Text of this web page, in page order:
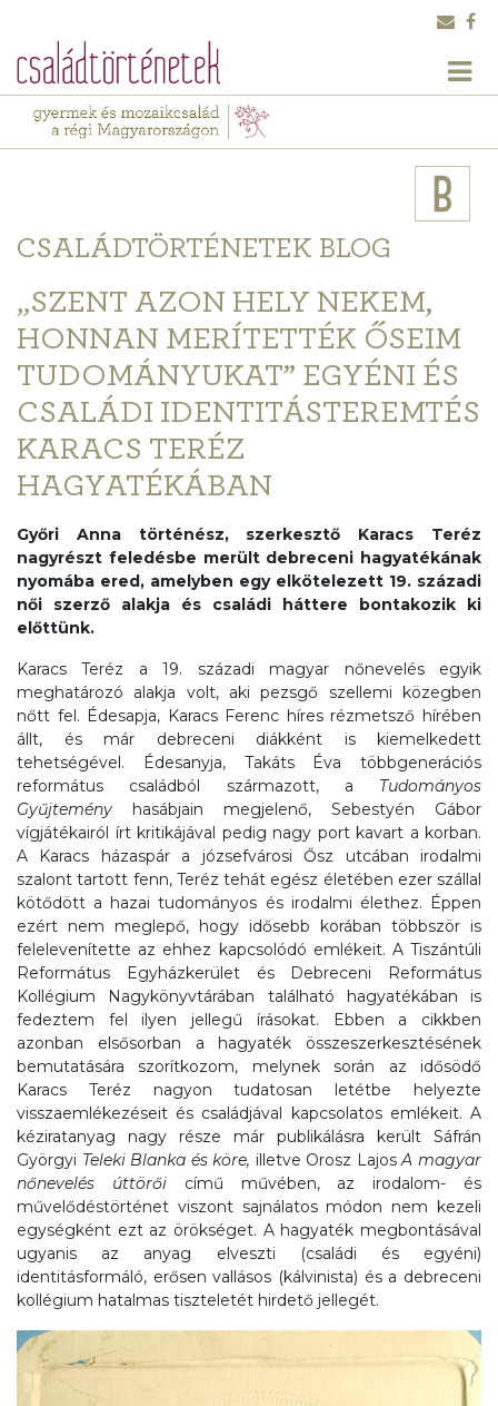
CSALÁDTÖRTÉNETEK BLOG
„SZENT AZON HELY NEKEM,
HONNAN MERÍTETTÉK ŐSEIM
TUDOMÁNYUKAT” EGYÉNI ÉS
CSALÁDI IDENTITÁSTEREMTÉS
KARACS TERÉZ
HAGYATÉKÁBAN
Győri Anna történész, szerkesztő Karacs Teréz
nagyrészt feledésbe merült debreceni hagyatékának
nyomába ered, amelyben egy elkötelezett 19. századi
női szerző alakja és családi háttere bontakozik ki
előttünk.
Karacs Teréz a 19. századi magyar nőnevelés egyik
meghatározó alakja volt, aki pezsgő szellemi közegben
nőtt fel. Édesapja, Karacs Ferenc híres rézmetsző hírében
állt, és már debreceni diákként is kiemelkedett
tehetségével. Édesanyja, Takáts Éva többgenerációs
református családból származott, a Tudományos
Gyűjtemény
hasábjain megjelenő, Sebestyén Gábor
vígjátékairól írt kritikájával pedig nagy port kavart a korban.
A Karacs házaspár a józsefvárosi Ősz utcában irodalmi
szalont tartott fenn, Teréz tehát egész életében ezer szállal
kötődött a hazai tudományos és irodalmi élethez. Éppen
ezért nem meglepő, hogy idősebb korában többször is
felelevenítette az ehhez kapcsolódó emlékeit. A Tiszántúli
Református Egyházkerület és Debreceni Református
Kollégium Nagykönyvtárában található hagyatékában is
fedeztem fel ilyen jellegű írásokat. Ebben a cikkben
azonban elsősorban a hagyaték összeszerkesztésének
bemutatására szorítkozom, melynek során az idősödő
Karacs Teréz nagyon tudatosan letétbe helyezte
visszaemlékezéseit és családjával kapcsolatos emlékeit. A
kéziratanyag nagy része már publikálásra került Sáfrán
Györgyi Teleki Blanka és köre, illetve Orosz LajosA magyar
nőnevelés úttörőicímű művében, az irodalom- és
művelődéstörténet viszont sajnálatos módon nem kezeli
egységként ezt az örökséget. A hagyaték megbontásával
ugyanis az anyag elveszti (családi és egyéni)
identitásformáló, erősen vallásos (kálvinista) és a debreceni
kollégium hatalmas tiszteletét hirdető jellegét.